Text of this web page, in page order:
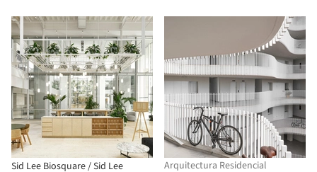
Sid Lee Biosquare / Sid Lee
Arquitectura Residencial